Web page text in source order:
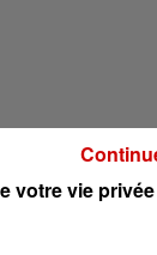
vos
Marché
votre vie